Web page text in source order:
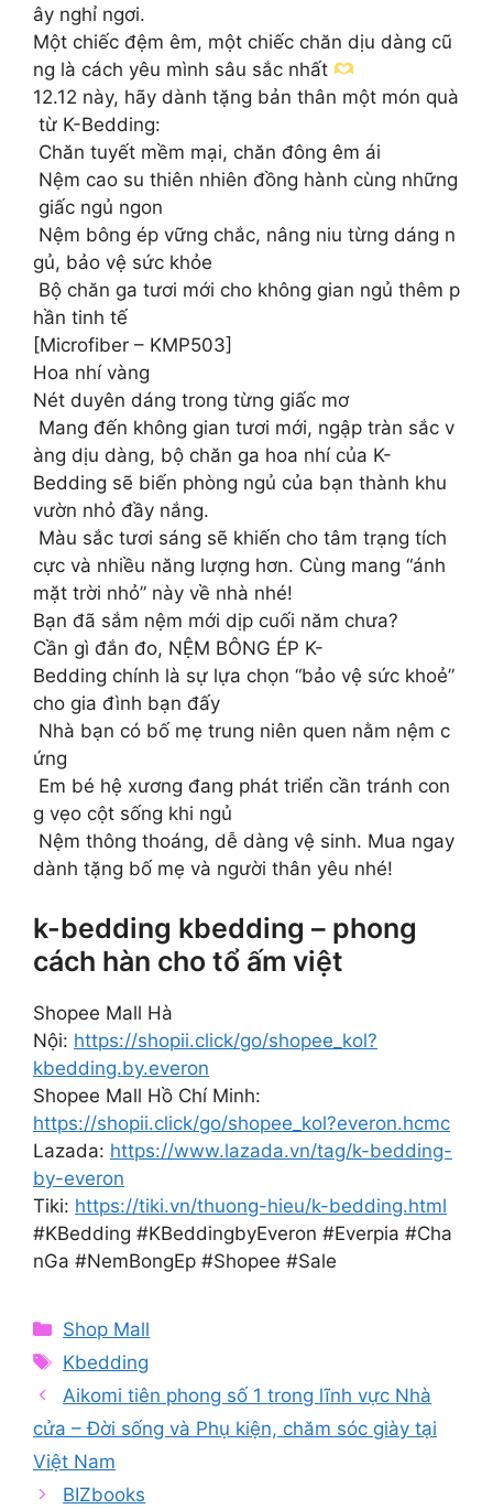
ây nghỉ ngơi.
Một chiếc đệm êm, một chiếc chăn dịu dàng cũ
ng là cách yêu mình sâu sắc nhất
12.12 này, hãy dành tặng bản thân một món quà
từ K-Bedding:
️ Chăn tuyết mềm mại, chăn đông êm ái
Nệm cao su thiên nhiên đồng hành cùng những
giấc ngủ ngon
Nệm bông ép vững chắc, nâng niu từng dáng n
gủ, bảo vệ sức khỏe
Bộ chăn ga tươi mới cho không gian ngủ thêm p
hần tinh tế
[Microfiber – KMP503]
Hoa nhí vàng
Nét duyên dáng trong từng giấc mơ
️ Mang đến không gian tươi mới, ngập tràn sắc v
àng dịu dàng, bộ chăn ga hoa nhí của K-
Bedding sẽ biến phòng ngủ của bạn thành khu
vườn nhỏ đầy nắng.
Màu sắc tươi sáng sẽ khiến cho tâm trạng tích
cực và nhiều năng lượng hơn. Cùng mang “ánh
mặt trời nhỏ” này về nhà nhé!
Bạn đã sắm nệm mới dịp cuối năm chưa?
Cần gì đắn đo, NỆM BÔNG ÉP K-
Bedding chính là sự lựa chọn “bảo vệ sức khoẻ”
cho gia đình bạn đấy
Nhà bạn có bố mẹ trung niên quen nằm nệm c
ứng
Em bé hệ xương đang phát triển cần tránh con
g vẹo cột sống khi ngủ
Nệm thông thoáng, dễ dàng vệ sinh. Mua ngay
dành tặng bố mẹ và người thân yêu nhé!
k-bedding kbedding – phong
cách hàn cho tổ ấm việt
Shopee Mall Hà
Nội: https://shopii.click/go/shopee_kol?
kbedding.by.everon
Shopee Mall Hồ Chí Minh:
https://shopii.click/go/shopee_kol?everon.hcmc
Lazada: https://www.lazada.vn/tag/k-bedding-
by-everon
Tiki: https://tiki.vn/thuong-hieu/k-bedding.html
#KBedding #KBeddingbyEveron #Everpia #Cha
nGa #NemBongEp #Shopee #Sale
Categories
Shop Mall
Tags
Kbedding
Aikomi tiên phong số 1 trong lĩnh vực Nhà
cửa – Đời sống và Phụ kiện, chăm sóc giày tại
Việt Nam
BIZbooks